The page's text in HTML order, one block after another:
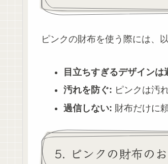
ピンクの財布を使う際には、
目立ちすぎるデザインは
汚れを防ぐ: ピンクは汚
過信しない: 財布だけに
5. ピンクの財布の